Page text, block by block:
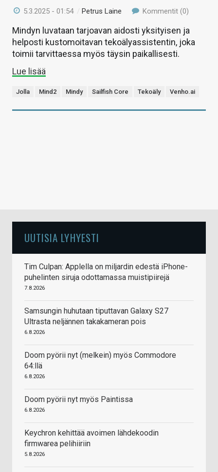
5.3.2025 - 01:54 /Petrus Laine Kommentit (0)
Mindyn luvataan tarjoavan aidosti yksityisen ja
helposti kustomoitavan tekoälyassistentin, joka
toimii tarvittaessa myös täysin paikallisesti.
Lue lisää
Jolla Mind2 Mindy Sailfish Core Tekoäly Venho.ai
UUTISIA LYHYESTI
Tim Culpan: Applella on miljardin edestä iPhone-
puhelinten siruja odottamassa muistipiirejä
7.8.2026
Samsungin huhutaan tiputtavan Galaxy S27
Ultrasta neljännen takakameran pois
6.8.2026
Doom pyörii nyt (melkein) myös Commodore
64:llä
6.8.2026
Doom pyörii nyt myös Paintissa
6.8.2026
Keychron kehittää avoimen lähdekoodin
firmwarea pelihiiriin
5.8.2026